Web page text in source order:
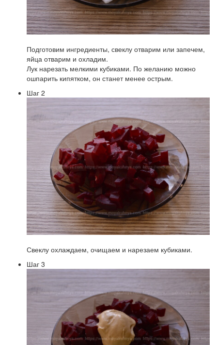
Подготовим ингредиенты, свеклу отварим или запечем,
яйца отварим и охладим.
Лук нарезать мелкими кубиками. По желанию можно
ошпарить кипятком, он станет менее острым.
Шаг 2
Свеклу охлаждаем, очищаем и нарезаем кубиками.
Шаг 3